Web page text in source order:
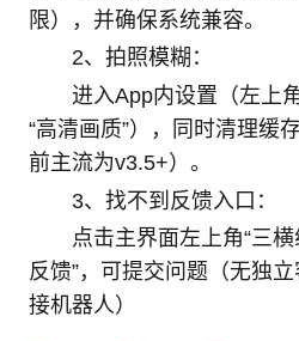
限），并确保系统兼容。
2、拍照模糊：
进入App内设置（左
“高清画质”），同时清理缓
前主流为v3.5+）。
3、找不到反馈入口：
点击主界面左上角“三
反馈”，可提交问题（无独
接机器人）